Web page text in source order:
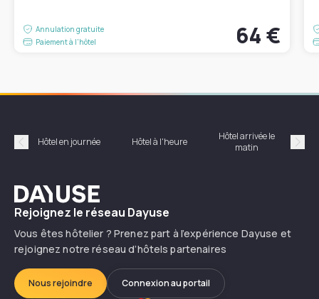
Annulation gratuite
Paiement à l'hôtel
64 €
Précédent
Hôtel en journée Hôtel à l'heure
Hôtel arrivée le
matin
Dayuse
Rejoignez le réseau Dayuse
Vous êtes hôtelier ? Prenez part à l’expérience Dayuse et
rejoignez notre réseau d’hôtels partenaires
Nous rejoindre Connexion au portail